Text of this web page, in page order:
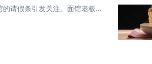
10月7日消息，据媒体报道，山西大同一家面馆的请假条引发关注。面馆老板用文言文写了一张请假条：家有良田几亩、秋已至，为父焦之，几经书信崔促于我，父命不敢违，待我去去三日便回。 有网友表示，国庆假期人人都抢着做生意，...